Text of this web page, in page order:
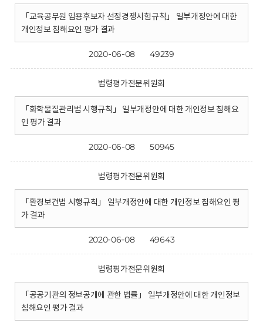
「교육공무원 임용후보자 선정경쟁시험규칙」 일부개정안에 대한
개인정보 침해요인 평가 결과
2020-06-08 49239
법령평가전문위원회
「화학물질관리법 시행규칙」 일부개정안에 대한 개인정보 침해요
인 평가 결과
2020-06-08 50945
법령평가전문위원회
「환경보건법 시행규칙」 일부개정안에 대한 개인정보 침해요인 평
가 결과
2020-06-08 49643
법령평가전문위원회
「공공기관의 정보공개에 관한 법률」 일부개정안에 대한 개인정보
침해요인 평가 결과